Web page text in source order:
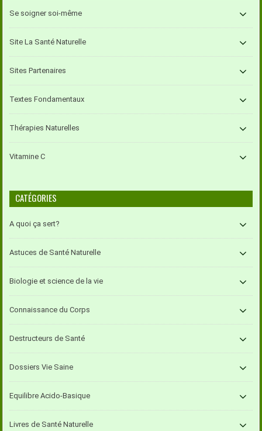
Se soigner soi-même
Site La Santé Naturelle
Sites Partenaires
Textes Fondamentaux
Thérapies Naturelles
Vitamine C
CATÉGORIES
A quoi ça sert?
Astuces de Santé Naturelle
Biologie et science de la vie
Connaissance du Corps
Destructeurs de Santé
Dossiers Vie Saine
Equilibre Acido-Basique
Livres de Santé Naturelle